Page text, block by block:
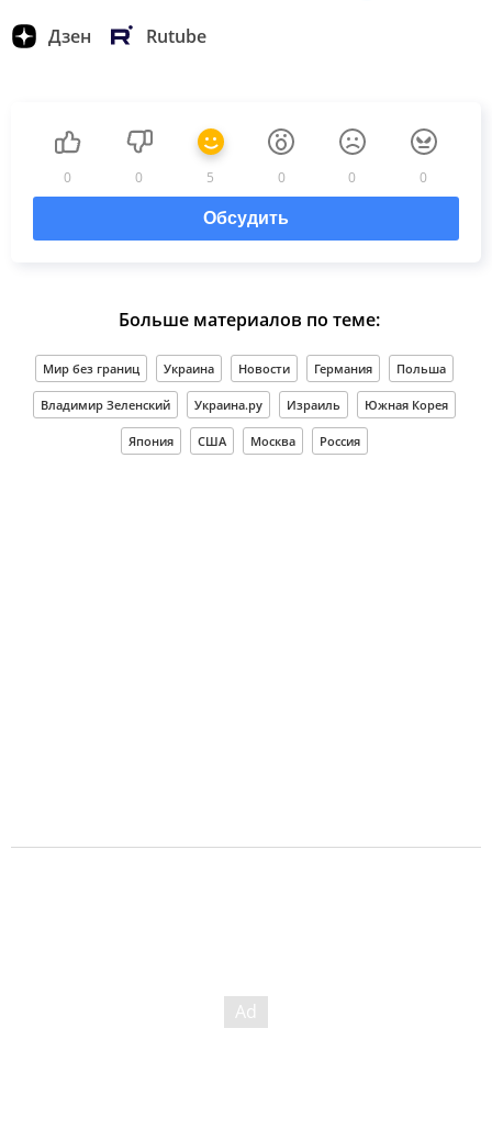
Дзен Rutube
0 0 5 0 0 0
Обсудить
Больше материалов по теме:
Мир без границ Украина Новости Германия Польша
Владимир Зеленский Украина.ру Израиль Южная Корея
Япония США Москва Россия